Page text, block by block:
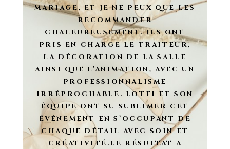
MARIAGE, ET JE NE PEUX QUE LES
RECOMMANDER
CHALEUREUSEMENT. ILS ONT
PRIS EN CHARGE LE TRAITEUR,
LA DÉCORATION DE LA SALLE
AINSI QUE L’ANIMATION, AVEC UN
PROFESSIONNALISME
IRRÉPROCHABLE. LOTFI ET SON
ÉQUIPE ONT SU SUBLIMER CET
ÉVÉNEMENT EN S’OCCUPANT DE
CHAQUE DÉTAIL AVEC SOIN ET
CRÉATIVITÉ.LE RÉSULTAT A